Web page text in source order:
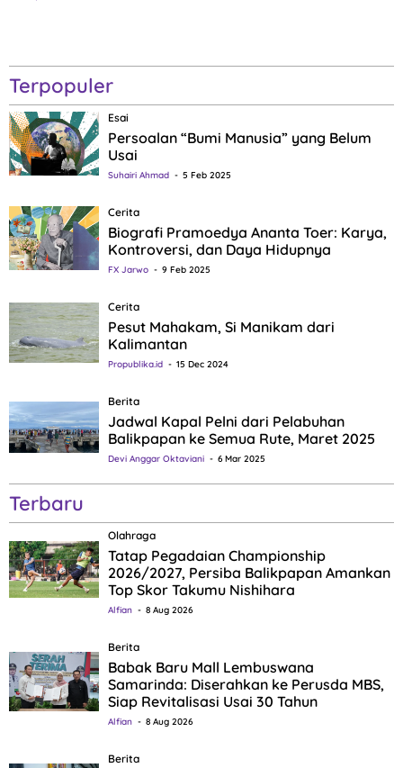
Terpopuler
Esai
Persoalan “Bumi Manusia” yang Belum
Usai
Suhairi Ahmad 5 Feb 2025
Cerita
Biografi Pramoedya Ananta Toer: Karya,
Kontroversi, dan Daya Hidupnya
FX Jarwo 9 Feb 2025
Cerita
Pesut Mahakam, Si Manikam dari
Kalimantan
Propublika.id 15 Dec 2024
Berita
Jadwal Kapal Pelni dari Pelabuhan
Balikpapan ke Semua Rute, Maret 2025
Devi Anggar Oktaviani 6 Mar 2025
Terbaru
Olahraga
Tatap Pegadaian Championship
2026/2027, Persiba Balikpapan Amankan
Top Skor Takumu Nishihara
Alfian 8 Aug 2026
Berita
Babak Baru Mall Lembuswana
Samarinda: Diserahkan ke Perusda MBS,
Siap Revitalisasi Usai 30 Tahun
Alfian 8 Aug 2026
Berita